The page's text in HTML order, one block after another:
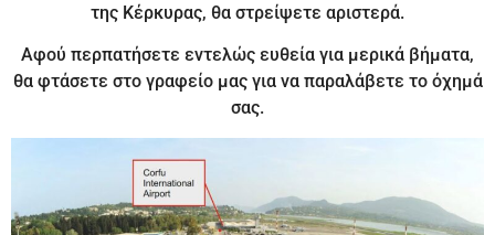
της Κέρκυρας, θα στρείψετε αριστερά.
Αφού περπατήσετε εντελώς ευθεία για μερικά βήματα,
θα φτάσετε στο γραφείο μας για να παραλάβετε το όχημά
σας.